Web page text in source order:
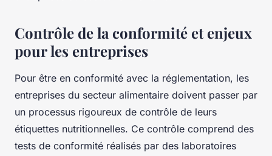
Contrôle de la conformité et enjeux
pour les entreprises
Pour être en conformité avec la réglementation, les
entreprises du secteur alimentaire doivent passer par
un processus rigoureux de contrôle de leurs
étiquettes nutritionnelles. Ce contrôle comprend des
tests de conformité réalisés par des laboratoires